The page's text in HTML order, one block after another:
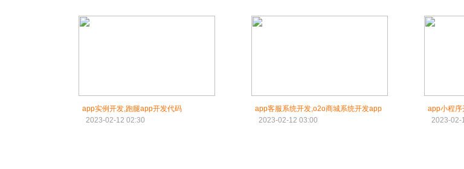
app实例开发,跑腿app开发代码
2023-02-12 02:30
app客服系统开发,o2o商城系统开发app
2023-02-12 03:00
app小程序
2023-02-